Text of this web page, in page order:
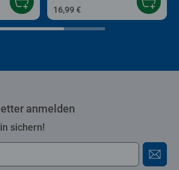
16,99 €
anmelden
sichern!